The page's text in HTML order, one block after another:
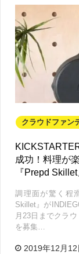
クラウドファン
成功！料理が
『Prepd Skillet
調理面が驚く程
Skillet』が
月23日までクラ
を募集…
2019年12月12